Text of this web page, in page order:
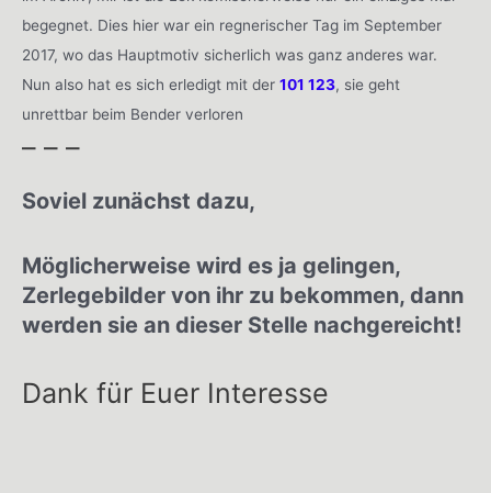
begegnet. Dies hier war ein regnerischer Tag im September
2017, wo das Hauptmotiv sicherlich was ganz anderes war.
Nun also hat es sich erledigt mit der 101 123, sie geht
unrettbar beim Bender verloren
– – –
Soviel zunächst dazu,
Möglicherweise wird es ja gelingen,
Zerlegebilder von ihr zu bekommen, dann
werden sie an dieser Stelle nachgereicht!
Dank für Euer Interesse